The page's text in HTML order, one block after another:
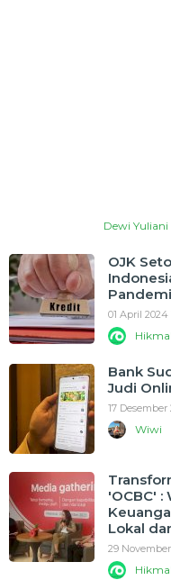
Dewi Yuliani
OJK
01 April 2024
Bank
Judi
17 Desember
Wiwi
'OCBC' :
Lokal
29